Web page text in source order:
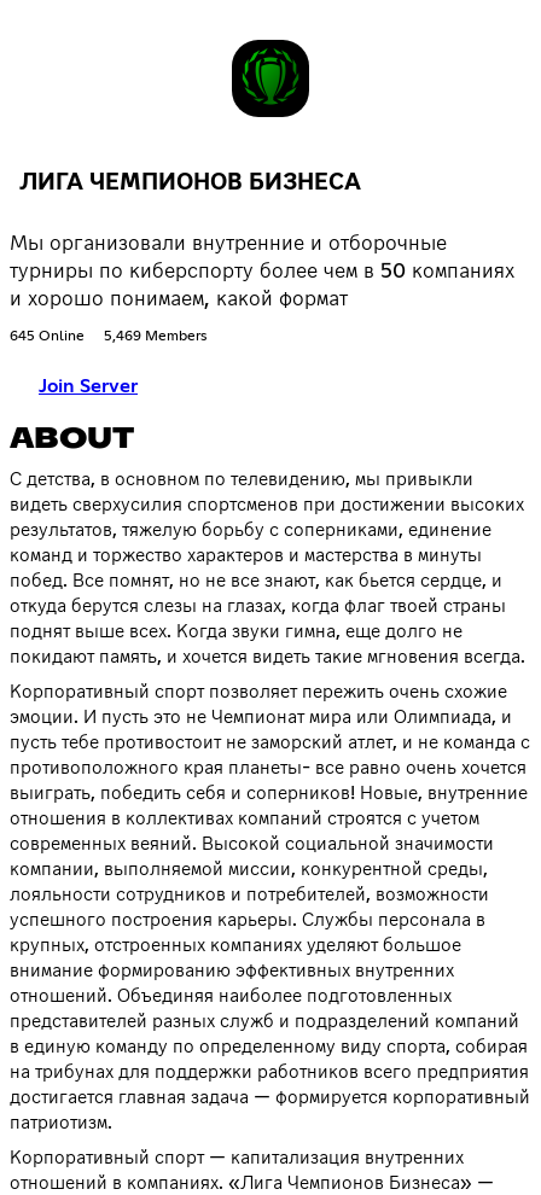
ЛИГА ЧЕМПИОНОВ БИЗНЕСА
Мы организовали внутренние и отборочные
турниры по киберспорту более чем в 50 компаниях
и хорошо понимаем, какой формат
645 Online 5,469 Members
Join Server
ABOUT
С детства, в основном по телевидению, мы привыкли
видеть сверхусилия спортсменов при достижении высоких
результатов, тяжелую борьбу с соперниками, единение
команд и торжество характеров и мастерства в минуты
побед. Все помнят, но не все знают, как бьется сердце, и
откуда берутся слезы на глазах, когда флаг твоей страны
поднят выше всех. Когда звуки гимна, еще долго не
покидают память, и хочется видеть такие мгновения всегда.
Корпоративный спорт позволяет пережить очень схожие
эмоции. И пусть это не Чемпионат мира или Олимпиада, и
пусть тебе противостоит не заморский атлет, и не команда с
противоположного края планеты- все равно очень хочется
выиграть, победить себя и соперников! Новые, внутренние
отношения в коллективах компаний строятся с учетом
современных веяний. Высокой социальной значимости
компании, выполняемой миссии, конкурентной среды,
лояльности сотрудников и потребителей, возможности
успешного построения карьеры. Службы персонала в
крупных, отстроенных компаниях уделяют большое
внимание формированию эффективных внутренних
отношений. Объединяя наиболее подготовленных
представителей разных служб и подразделений компаний
в единую команду по определенному виду спорта, собирая
на трибунах для поддержки работников всего предприятия
достигается главная задача — формируется корпоративный
патриотизм.
Корпоративный спорт — капитализация внутренних
отношений в компаниях. «Лига Чемпионов Бизнеса» —